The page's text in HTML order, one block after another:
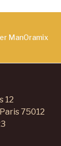
ManOramix
12
75012